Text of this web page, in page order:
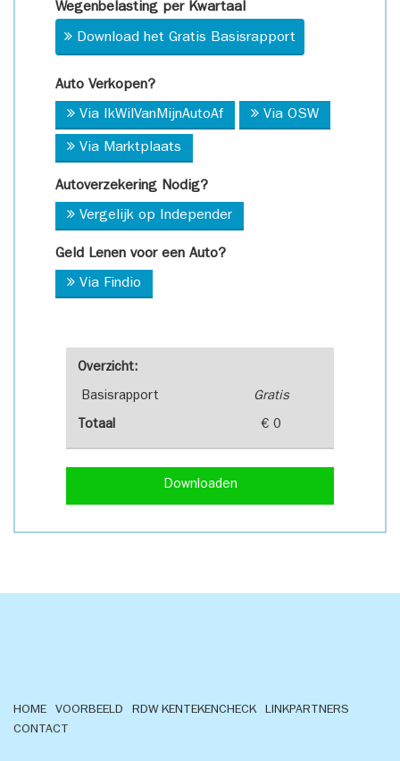
Overzicht:
Basisrapport Gratis
Totaal € 0
Downloaden
Wegenbelasting per Kwartaal
Download het Gratis Basisrapport
Auto Verkopen?
Via IkWilVanMijnAutoAf Via OSW
Via Marktplaats
Autoverzekering Nodig?
Vergelijk op Independer
Geld Lenen voor een Auto?
Via Findio
HOME VOORBEELD RDW KENTEKENCHECK
LINKPARTNERS
CONTACT